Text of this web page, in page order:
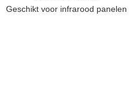
Geschikt voor infrarood panelen